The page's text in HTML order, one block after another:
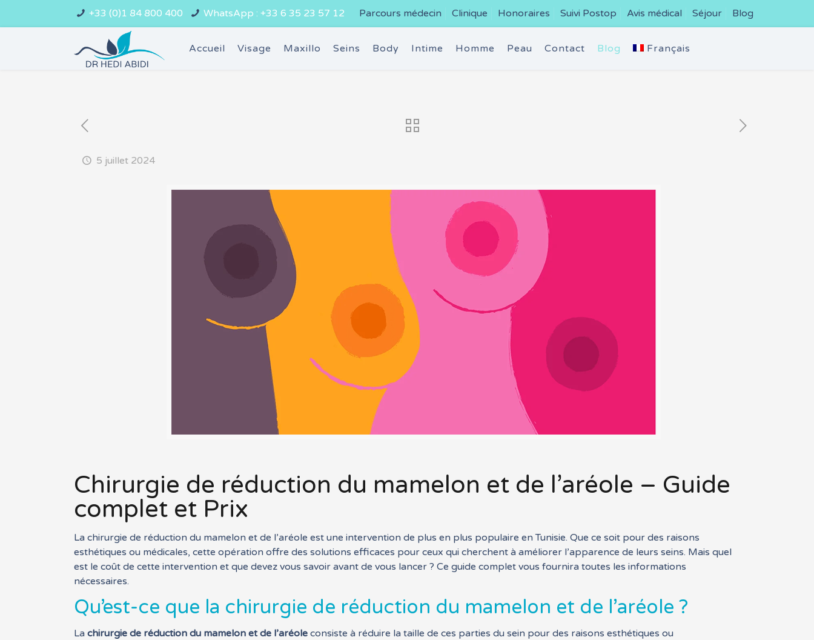
+33 (0)1 84 800 400 WhatsApp : +33 6 35 23 57 12 Parcours médecin Clinique Honoraires Suivi Postop Avis médical Séjour Blog
Accueil Visage Maxillo Seins Body Intime Homme Peau Contact Blog Français
5 juillet 2024
Chirurgie de réduction du mamelon et de l’aréole – Guide
complet et Prix
La chirurgie de réduction du mamelon et de l’aréole est une intervention de plus en plus populaire en Tunisie. Que ce soit pour des raisons
esthétiques ou médicales, cette opération offre des solutions efficaces pour ceux qui cherchent à améliorer l’apparence de leurs seins. Mais quel
est le coût de cette intervention et que devez vous savoir avant de vous lancer ? Ce guide complet vous fournira toutes les informations
nécessaires.
Qu’est-ce que la chirurgie de réduction du mamelon et de l’aréole ?
Lachirurgie de réduction du mamelon et de l’aréole consiste à réduire la taille de ces parties du sein pour des raisons esthétiques ou